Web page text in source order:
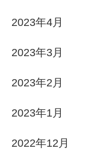
2023年4月
2023年3月
2023年2月
2023年1月
2022年12月